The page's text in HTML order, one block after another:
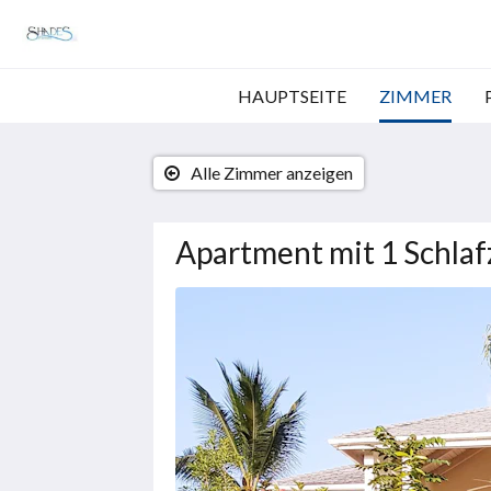
HAUPTSEITE ZIMMER
Apartment mit 1
Alle Zimmer anzeigen
Es
Slideshow
angezeigt.
Bitte
tippen
Sie
auf